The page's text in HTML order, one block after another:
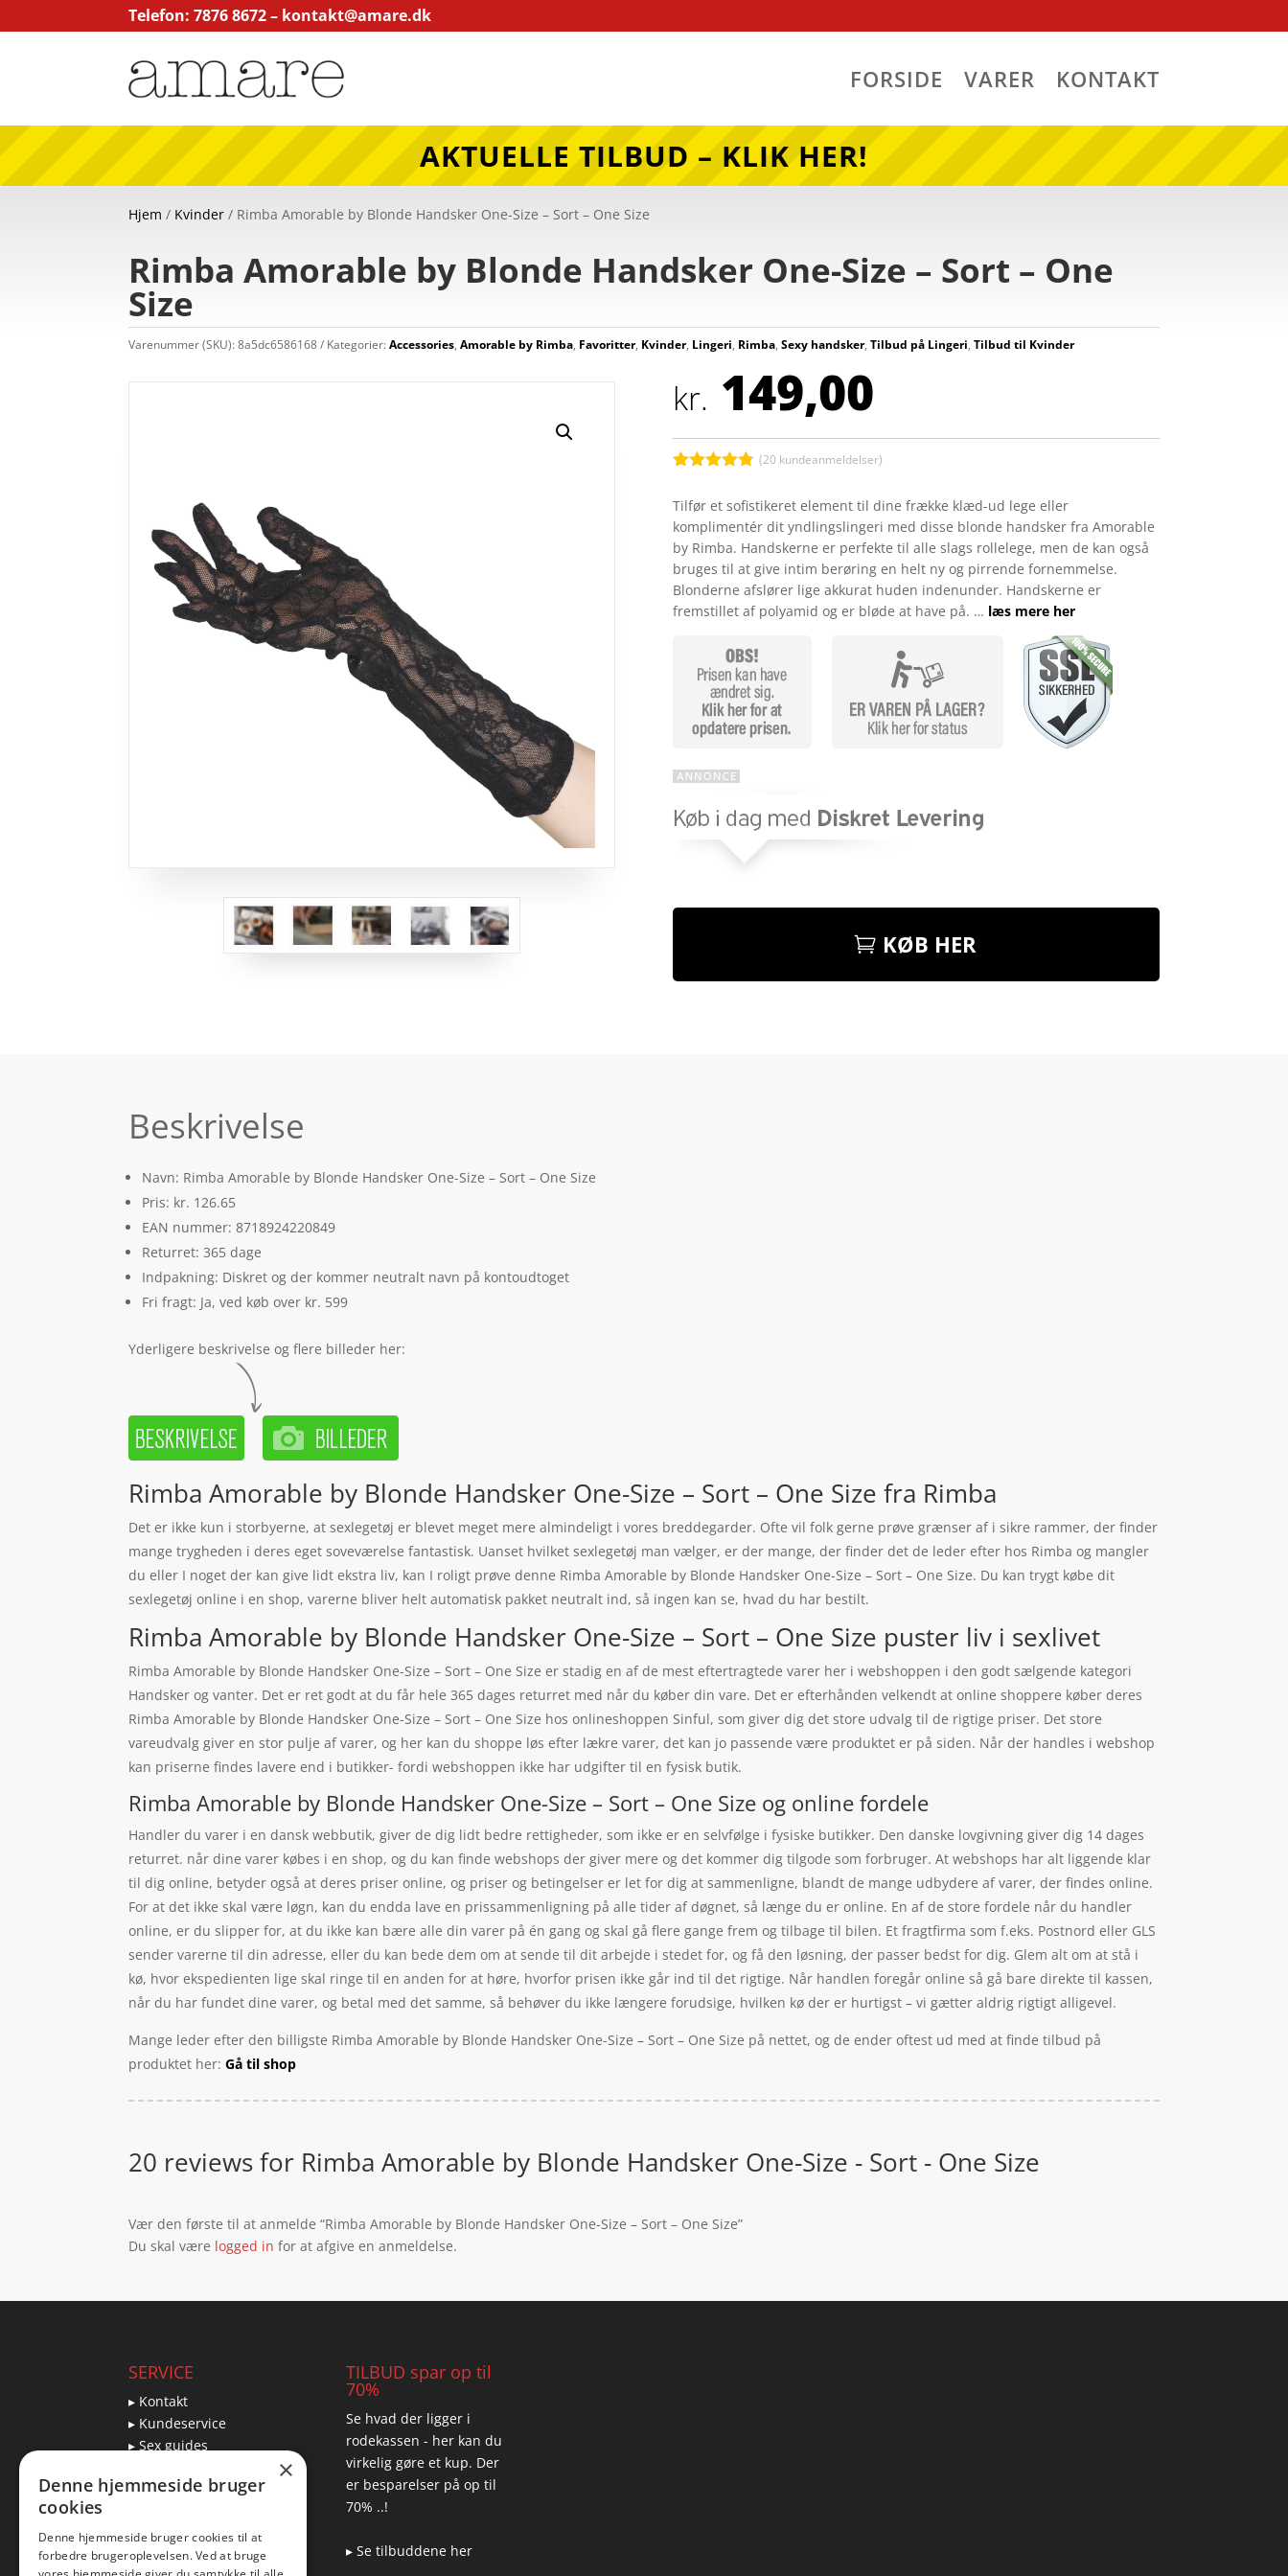
Telefon: 7876 8672 – kontakt@amare.dk
FORSIDE VARER KONTAKT
AKTUELLE TILBUD – KLIK HER!
Hjem / Kvinder / Rimba Amorable by Blonde Handsker One-Size – Sort – One Size
Rimba Amorable by Blonde Handsker One-Size – Sort – One
Size
Varenummer (SKU):8a5dc6586168 Kategorier:Accessories,Amorable by Rimba, Favoritter, Kvinder, Lingeri, Rimba,Sexy handsker,Tilbud på Lingeri,Tilbud til Kvinder
kr. 149,00
ud af 5
baseret på
kundebedøm
melser
(20 kundeanmeldelser)
Tilfør et sofistikeret element til dine frække klæd-ud lege eller
komplimentér dit yndlingslingeri med disse blonde handsker fra Amorable
by Rimba. Handskerne er perfekte til alle slags rollelege, men de kan også
bruges til at give intim berøring en helt ny og pirrende fornemmelse.
Blonderne afslører lige akkurat huden indenunder. Handskerne er
fremstillet af polyamid og er bløde at have på. … læs mere her
KØB HER
Beskrivelse
Navn: Rimba Amorable by Blonde Handsker One-Size – Sort – One Size
Pris: kr. 126.65
EAN nummer: 8718924220849
Returret: 365 dage
Indpakning: Diskret og der kommer neutralt navn på kontoudtoget
Fri fragt: Ja, ved køb over kr. 599
Yderligere beskrivelse og flere billeder her:
Rimba Amorable by Blonde Handsker One-Size – Sort – One Size fra Rimba
Det er ikke kun i storbyerne, at sexlegetøj er blevet meget mere almindeligt i vores breddegarder. Ofte vil folk gerne prøve grænser af i sikre rammer, der finder
mange trygheden i deres eget soveværelse fantastisk. Uanset hvilket sexlegetøj man vælger, er der mange, der finder det de leder efter hos Rimba og mangler
du eller I noget der kan give lidt ekstra liv, kan I roligt prøve denne Rimba Amorable by Blonde Handsker One-Size – Sort – One Size. Du kan trygt købe dit
sexlegetøj online i en shop, varerne bliver helt automatisk pakket neutralt ind, så ingen kan se, hvad du har bestilt.
Rimba Amorable by Blonde Handsker One-Size – Sort – One Size puster liv i sexlivet
Rimba Amorable by Blonde Handsker One-Size – Sort – One Size er stadig en af de mest eftertragtede varer her i webshoppen i den godt sælgende kategori
Handsker og vanter. Det er ret godt at du får hele 365 dages returret med når du køber din vare. Det er efterhånden velkendt at online shoppere køber deres
Rimba Amorable by Blonde Handsker One-Size – Sort – One Size hos onlineshoppen Sinful, som giver dig det store udvalg til de rigtige priser. Det store
vareudvalg giver en stor pulje af varer, og her kan du shoppe løs efter lækre varer, det kan jo passende være produktet er på siden. Når der handles i webshop
kan priserne findes lavere end i butikker- fordi webshoppen ikke har udgifter til en fysisk butik.
Rimba Amorable by Blonde Handsker One-Size – Sort – One Size og online fordele
Handler du varer i en dansk webbutik, giver de dig lidt bedre rettigheder, som ikke er en selvfølge i fysiske butikker. Den danske lovgivning giver dig 14 dages
returret. når dine varer købes i en shop, og du kan finde webshops der giver mere og det kommer dig tilgode som forbruger. At webshops har alt liggende klar
til dig online, betyder også at deres priser online, og priser og betingelser er let for dig at sammenligne, blandt de mange udbydere af varer, der findes online.
For at det ikke skal være løgn, kan du endda lave en prissammenligning på alle tider af døgnet, så længe du er online. En af de store fordele når du handler
online, er du slipper for, at du ikke kan bære alle din varer på én gang og skal gå flere gange frem og tilbage til bilen. Et fragtfirma som f.eks. Postnord eller GLS
sender varerne til din adresse, eller du kan bede dem om at sende til dit arbejde i stedet for, og få den løsning, der passer bedst for dig. Glem alt om at stå i
kø, hvor ekspedienten lige skal ringe til en anden for at høre, hvorfor prisen ikke går ind til det rigtige. Når handlen foregår online så gå bare direkte til kassen,
når du har fundet dine varer, og betal med det samme, så behøver du ikke længere forudsige, hvilken kø der er hurtigst – vi gætter aldrig rigtigt alligevel.
Mange leder efter den billigste Rimba Amorable by Blonde Handsker One-Size – Sort – One Size på nettet, og de ender oftest ud med at finde tilbud på
produktet her:Gå til shop
20 reviews for Rimba Amorable by Blonde Handsker One-Size - Sort - One Size
Vær den første til at anmelde “Rimba Amorable by Blonde Handsker One-Size – Sort – One Size”
Du skal være logged in for at afgive en anmeldelse.
SERVICE
▸ Kontakt
▸ Kundeservice
▸ Sex guides
▸ Returnering
Blog
TILBUD spar op til
70%
Se hvad der ligger i
rodekassen - her kan du
virkelig gøre et kup. Der
er besparelser på op til
70% ..!
▸ Se tilbuddene her
×
Denne hjemmeside bruger
cookies
Denne hjemmeside bruger cookies til at
forbedre brugeroplevelsen. Ved at bruge